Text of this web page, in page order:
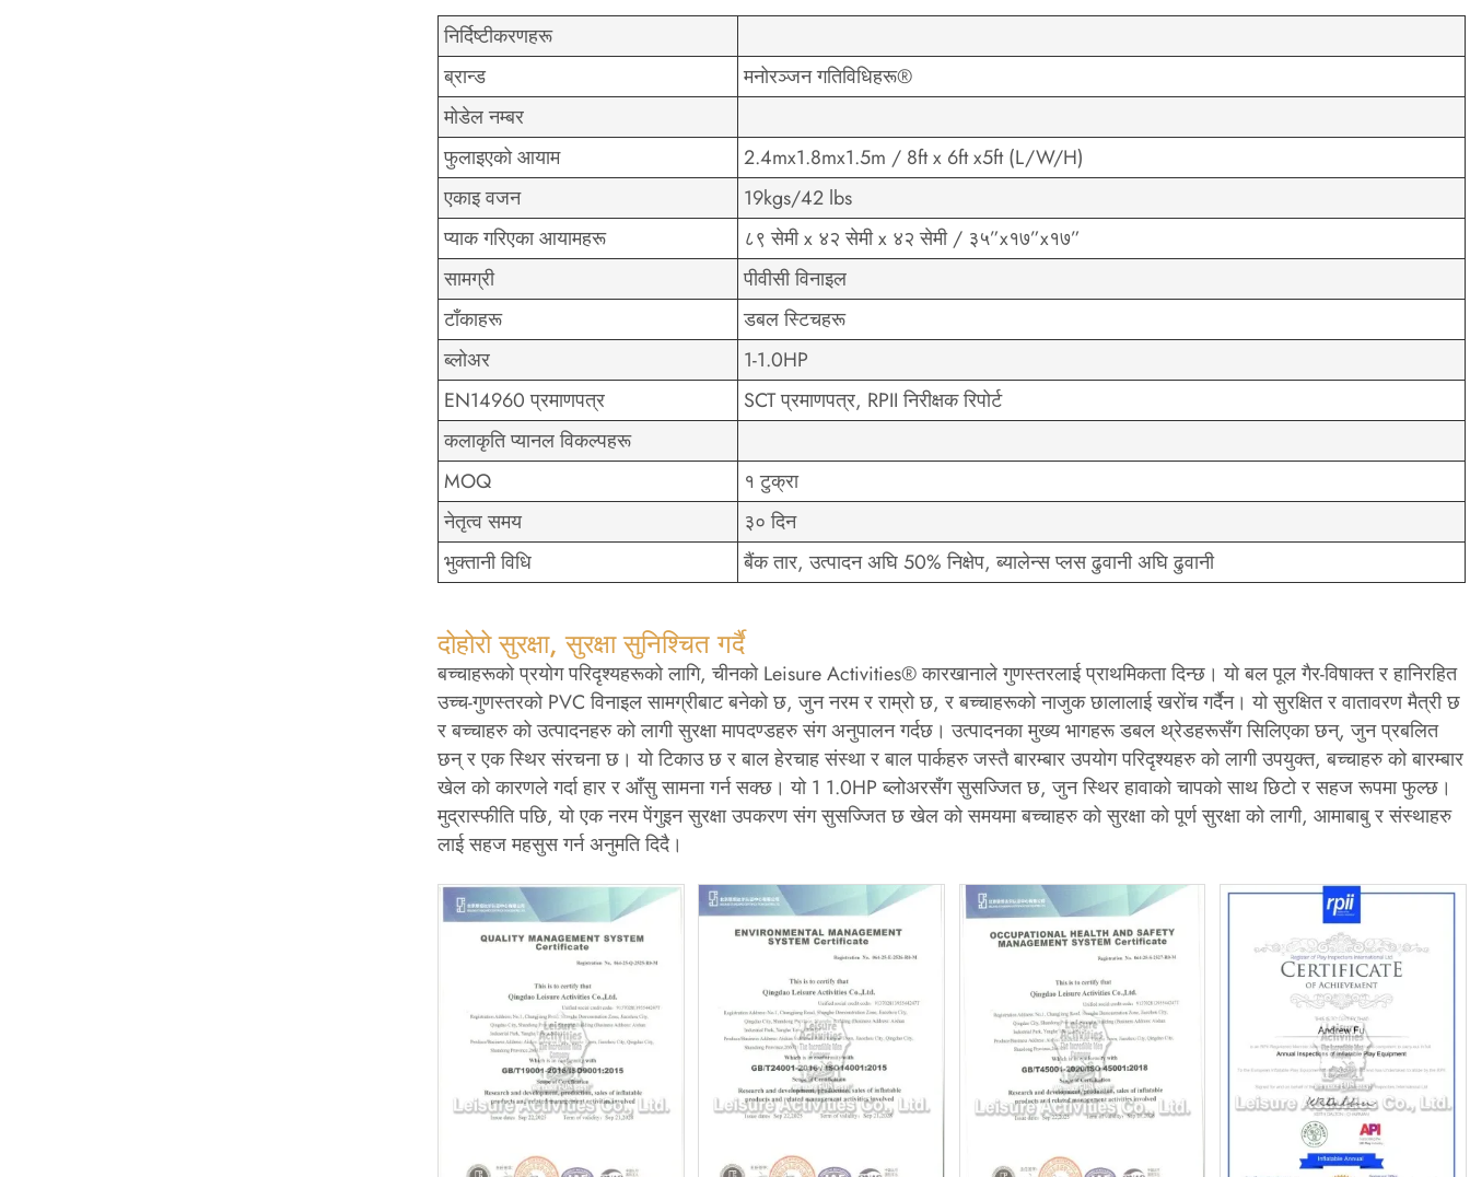
निर्दिष्टीकरणहरू
ब्रान्ड
मनोरञ्जन गतिविधिहरू®
मोडेल नम्बर
फुलाइएको आयाम
2.4mx1.8mx1.5m / 8ft x 6ft x5ft (L/W/H)
एकाइ वजन
19kgs/42 lbs
प्याक गरिएका आयामहरू
८९ सेमी x ४२ सेमी x ४२ सेमी / ३५”x१७”x१७”
सामग्री
पीवीसी विनाइल
टाँकाहरू
डबल स्टिचहरू
ब्लोअर
1-1.0HP
EN14960 प्रमाणपत्र
SCT प्रमाणपत्र, RPII निरीक्षक रिपोर्ट
कलाकृति प्यानल विकल्पहरू
MOQ
१ टुक्रा
नेतृत्व समय
३० दिन
भुक्तानी विधि
बैंक तार, उत्पादन अघि 50% निक्षेप, ब्यालेन्स प्लस ढुवानी अघि ढुवानी
दोहोरो सुरक्षा, सुरक्षा सुनिश्चित गर्दै
बच्चाहरूको प्रयोग परिदृश्यहरूको लागि, चीनको Leisure Activities® कारखानाले गुणस्तरलाई प्राथमिकता दिन्छ। यो बल पूल गैर-विषाक्त र हानिरहित
उच्च-गुणस्तरको PVC विनाइल सामग्रीबाट बनेको छ, जुन नरम र राम्रो छ, र बच्चाहरूको नाजुक छालालाई खरोंच गर्दैन। यो सुरक्षित र वातावरण मैत्री छ
र बच्चाहरु को उत्पादनहरु को लागी सुरक्षा मापदण्डहरु संग अनुपालन गर्दछ। उत्पादनका मुख्य भागहरू डबल थ्रेडहरूसँग सिलिएका छन्, जुन प्रबलित
छन् र एक स्थिर संरचना छ। यो टिकाउ छ र बाल हेरचाह संस्था र बाल पार्कहरु जस्तै बारम्बार उपयोग परिदृश्यहरु को लागी उपयुक्त, बच्चाहरु को बारम्बार
खेल को कारणले गर्दा हार र आँसु सामना गर्न सक्छ। यो 1 1.0HP ब्लोअरसँग सुसज्जित छ, जुन स्थिर हावाको चापको साथ छिटो र सहज रूपमा फुल्छ।
मुद्रास्फीति पछि, यो एक नरम पेंगुइन सुरक्षा उपकरण संग सुसज्जित छ खेल को समयमा बच्चाहरु को सुरक्षा को पूर्ण सुरक्षा को लागी, आमाबाबु र संस्थाहरु
लाई सहज महसुस गर्न अनुमति दिदै।